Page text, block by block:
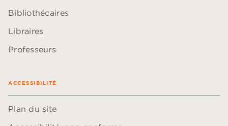
Bibliothécaires
Libraires
Professeurs
ACCESSIBILITÉ
Plan du site